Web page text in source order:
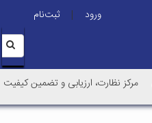
ورود |
ثبت‌نام
مرکز نظارت، ارزیابی و تضمین کیفیت